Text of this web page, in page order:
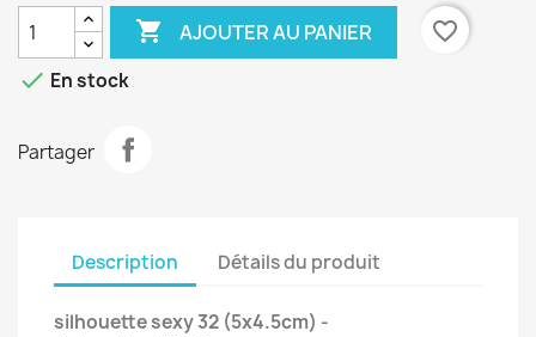
 AJOUTER AU PANIER
favorite_border
 En stock
Partager
Description Détails du produit
silhouette sexy 32 (5x4.5cm) -